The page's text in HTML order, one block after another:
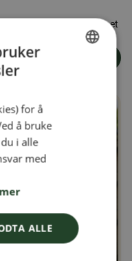
i Sverige. Hönspellets er et
25 kg
Legg i handlekurven
for å
å bruke
i alle
med
ALLE